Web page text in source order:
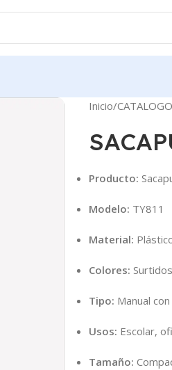
Inicio
Producto:
Modelo: TY811
Material:
Colores: Surtidos
Tipo: Manual
Usos: Escolar,
Tamaño: